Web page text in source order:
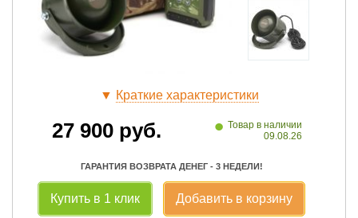
▼ Краткие характеристики
27 900руб. • Товар в наличии
09.08.26
ГАРАНТИЯ ВОЗВРАТА ДЕНЕГ - 3 НЕДЕЛИ!
Купить в 1 клик Добавить в корзину